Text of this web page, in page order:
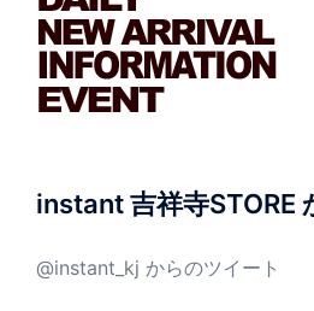
instant 吉祥寺STORE
@instant_kj からのツイート